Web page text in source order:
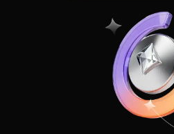
View all